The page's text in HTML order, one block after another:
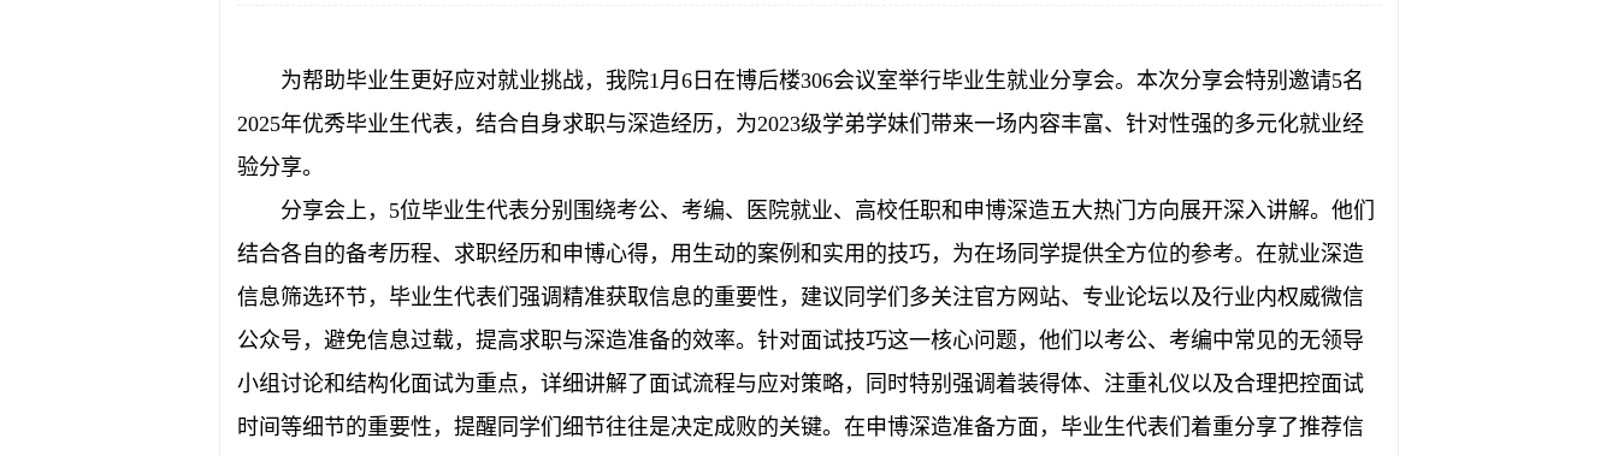
为帮助毕业生更好应对就业挑战，我院1月6日在博后楼306会议室举行毕业生就业分享会。本次分享会特别邀请5名
2025年优秀毕业生代表，结合自身求职与深造经历，为2023级学弟学妹们带来一场内容丰富、针对性强的多元化就业经
验分享。
分享会上，5位毕业生代表分别围绕考公、考编、医院就业、高校任职和申博深造五大热门方向展开深入讲解。他们
结合各自的备考历程、求职经历和申博心得，用生动的案例和实用的技巧，为在场同学提供全方位的参考。在就业深造
信息筛选环节，毕业生代表们强调精准获取信息的重要性，建议同学们多关注官方网站、专业论坛以及行业内权威微信
公众号，避免信息过载，提高求职与深造准备的效率。针对面试技巧这一核心问题，他们以考公、考编中常见的无领导
小组讨论和结构化面试为重点，详细讲解了面试流程与应对策略，同时特别强调着装得体、注重礼仪以及合理把控面试
时间等细节的重要性，提醒同学们细节往往是决定成败的关键。在申博深造准备方面，毕业生代表们着重分享了推荐信